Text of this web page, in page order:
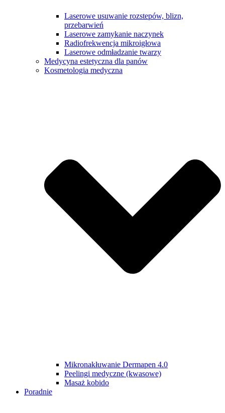
Laserowe usuwanie rozstepów, blizn,
przebarwień
Laserowe zamykanie naczynek
Radiofrekwencja mikroigłowa
Laserowe odmładzanie twarzy
Medycyna estetyczna dla panów
Kosmetologia medyczna
Mikronakłuwanie Dermapen 4.0
Peelingi medyczne (kwasowe)
Masaż kobido
Poradnie